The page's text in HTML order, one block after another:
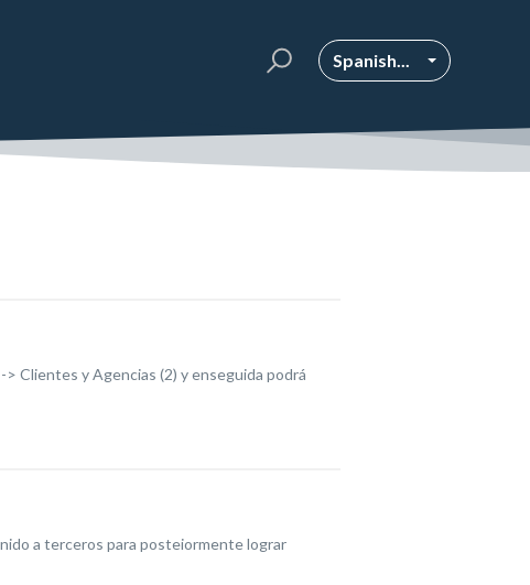
Spanish...
Clientes y Agencias (2) y enseguida podrá
a terceros para posteiormente lograr